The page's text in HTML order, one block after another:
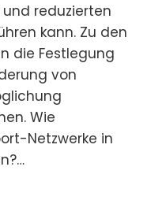
reduzierten
kann. Zu den
die Festlegung
von
Wie
Netzwerke in